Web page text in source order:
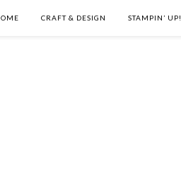
CRAFT & DESIGN STAMPIN’ UP!